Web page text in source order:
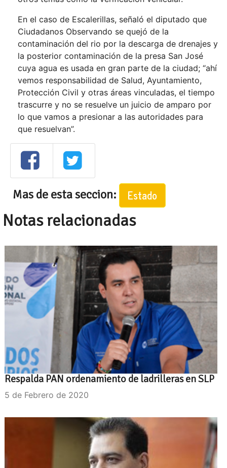
En el caso de Escalerillas, señaló el diputado que
Ciudadanos Observando se quejó de la
contaminación del rio por la descarga de drenajes y
la posterior contaminación de la presa San José
cuya agua es usada en gran parte de la ciudad; “ahí
vemos responsabilidad de Salud, Ayuntamiento,
Protección Civil y otras áreas vinculadas, el tiempo
trascurre y no se resuelve un juicio de amparo por
lo que vamos a presionar a las autoridades para
que resuelvan”.
Mas de esta seccion: Estado
Notas relacionadas
Respalda PAN ordenamiento de ladrilleras en SLP
5 de Febrero de 2020